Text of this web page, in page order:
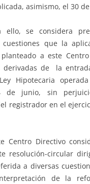
asimismo, el 30
se considera
que la
a este
derivadas de la
Hipotecaria
de junio, sin
registrador en el
Centro Directivo
resolución-circular
a diversas
de la